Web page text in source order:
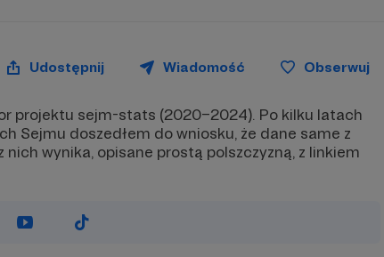
Udostępnij Wiadomość Obserwuj
projektu sejm-stats (2020–2024). Po kilku latach
Sejmu doszedłem do wniosku, że dane same z
wynika, opisane prostą polszczyzną, z linkiem